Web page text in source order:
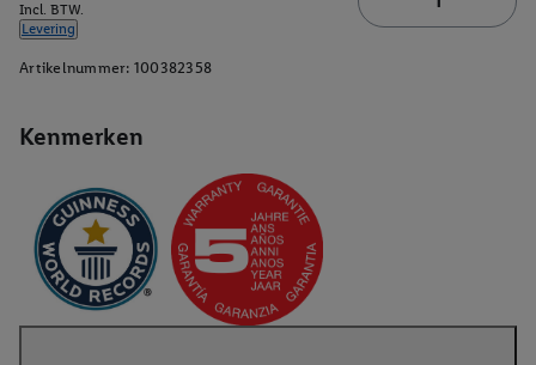
Kenmerken
Incl. BTW.
Levering
Artikelnummer: 100382358